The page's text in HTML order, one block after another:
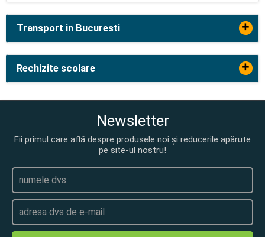
Transport in Bucuresti +
Rechizite scolare +
Newsletter
Fii primul care află despre produsele noi și reducerile apărute
pe site-ul nostru!